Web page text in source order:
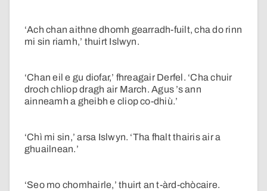
‘Ach chan aithne dhomh gearradh-fuilt, cha do rinn
mi sin riamh,’ thuirt Islwyn.
‘Chan eil e gu diofar,’ fhreagair Derfel. ‘Cha chuir
droch chliop dragh air March. Agus ’s ann
ainneamh a gheibh e cliop co-dhiù.’
‘Chì mi sin,’ arsa Islwyn. ‘Tha fhalt thairis air a
ghuailnean.’
‘Seo mo chomhairle,’ thuirt an t-àrd-chòcaire.